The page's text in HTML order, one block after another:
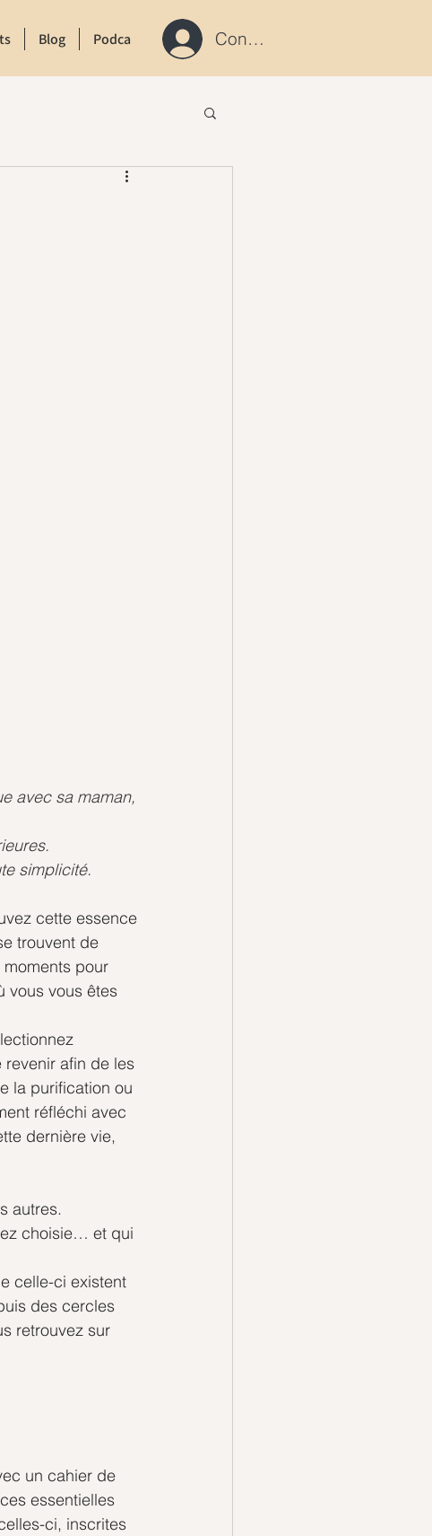
Blog Podcast ContactConnexion / S'inscrire
avec sa maman,
simplicité.
cette essence
trouvent de
pour
vous vous êtes
afin de les
la purification ou
réfléchi avec
dernière vie,
autres.
choisie… et qui
celle-ci existent
des cercles
retrouvez sur
un cahier de
essentielles
ci, inscrites